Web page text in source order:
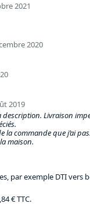
2021
2020
2019
Livraison
la commande que j’ai
maison.
par exemple DTI vers
€ TTC.